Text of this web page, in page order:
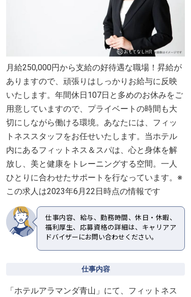
月給250,000円から支給の好待遇な職場！昇給が
ありますので、頑張りはしっかりお給与に反映
いたします。年間休日107日と多めのお休みをご
用意していますので、プライベートの時間も大
切にしながら働ける環境。あなたには、フィッ
トネススタッフをお任せいたします。当ホテル
内にあるフィットネス＆スパは、心と身体を解
放し、美と健康をトレーニングする空間。一人
ひとりに合わせたサポートを行なっています。※
この求人は2023年6月22日時点の情報です
仕事内容、給与、勤務時間、休日・休暇、
福利厚生、応募資格の詳細は、キャリアア
ドバイザーにお問い合わせください。
仕事内容
「ホテルアラマンダ青山」にて、フィットネス